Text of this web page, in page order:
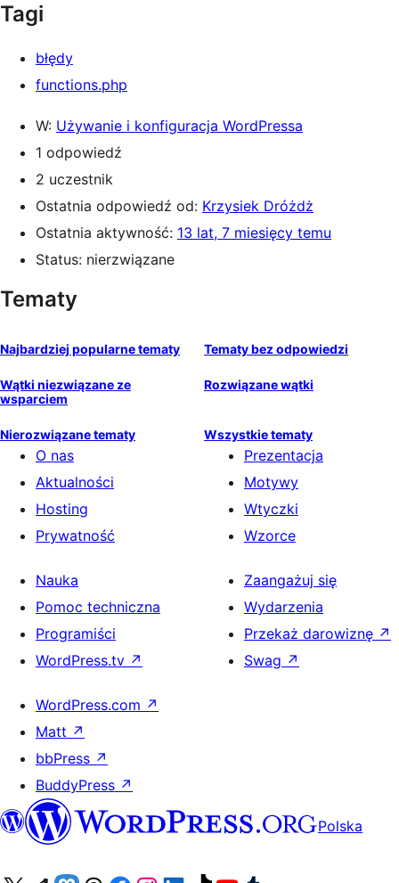
Tagi
błędy
functions.php
W: Używanie i konfiguracja WordPressa
1 odpowiedź
2 uczestnik
Ostatnia odpowiedź od: Krzysiek Dróżdż
Ostatnia aktywność: 13 lat, 7 miesięcy temu
Status: nierzwiązane
Tematy
Najbardziej popularne tematy Tematy bez odpowiedzi
Wątki niezwiązane ze
wsparciem
Rozwiązane wątki
Nierozwiązane tematy Wszystkie tematy
O nas
Aktualności
Hosting
Prywatność
Prezentacja
Motywy
Wtyczki
Wzorce
Nauka
Pomoc techniczna
Programiści
WordPress.tv ↗
Zaangażuj się
Wydarzenia
Przekaż darowiznę ↗
Swag ↗
WordPress.com ↗
Matt ↗
bbPress ↗
BuddyPress ↗
Polska